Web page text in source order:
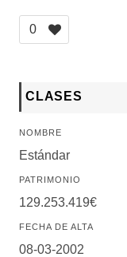
0
CLASES
NOMBRE
Estándar
PATRIMONIO
129.253.419€
FECHA DE ALTA
08-03-2002